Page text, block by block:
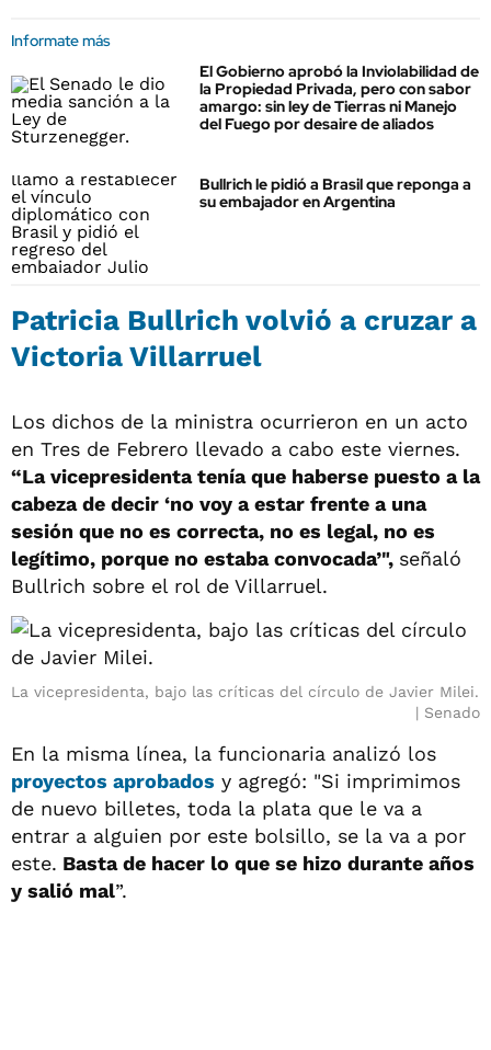
Informate más
El Gobierno aprobó la Inviolabilidad de
la Propiedad Privada, pero con sabor
amargo: sin ley de Tierras ni Manejo
del Fuego por desaire de aliados
Bullrich le pidió a Brasil que reponga a
su embajador en Argentina
Patricia Bullrich volvió a cruzar a
Victoria Villarruel
Los dichos de la ministra ocurrieron en un acto
en Tres de Febrero llevado a cabo este viernes.
“La vicepresidenta tenía que haberse puesto a la
cabeza de decir ‘no voy a estar frente a una
sesión que no es correcta, no es legal, no es
legítimo, porque no estaba convocada’", señaló
Bullrich sobre el rol de Villarruel.
La vicepresidenta, bajo las críticas del círculo de Javier Milei.
Senado
En la misma línea, la funcionaria analizó los
proyectos aprobados y agregó: "Si imprimimos
de nuevo billetes, toda la plata que le va a
entrar a alguien por este bolsillo, se la va a por
este. Basta de hacer lo que se hizo durante años
y salió mal”.